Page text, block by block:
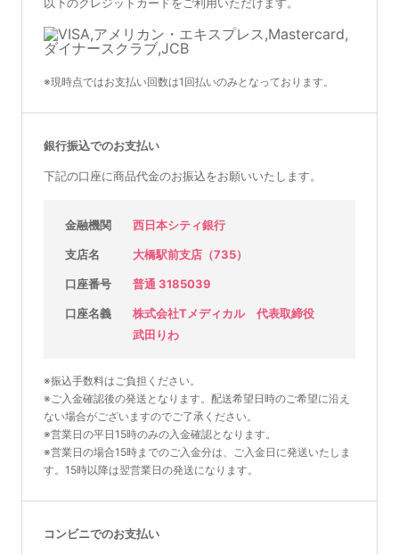
以下のクレジットカードをご利用いただけます。
※現時点ではお支払い回数は1回払いのみとなっております。
銀行振込でのお支払い
下記の口座に商品代金のお振込をお願いいたします。
金融機関 西日本シティ銀行
支店名 大橋駅前支店（735）
口座番号 普通 3185039
口座名義
株式会社Tメディカル 代表取締役
武田りわ
※振込手数料はご負担ください。
※ご入金確認後の発送となります。配送希望日時のご希望に沿え
ない場合がございますのでご了承ください。
※営業日の平日15時のみの入金確認となります。
※営業日の場合15時までのご入金分は、ご入金日に発送いたしま
す。15時以降は翌営業日の発送になります。
コンビニでのお支払い